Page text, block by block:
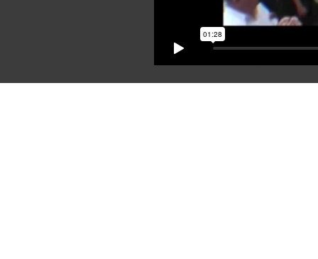
locals Endansa entre molts altres projectes.